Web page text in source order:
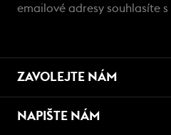
emailové adresy souhlasíte s
ZAVOLEJTE NÁM
NAPIŠTE NÁM